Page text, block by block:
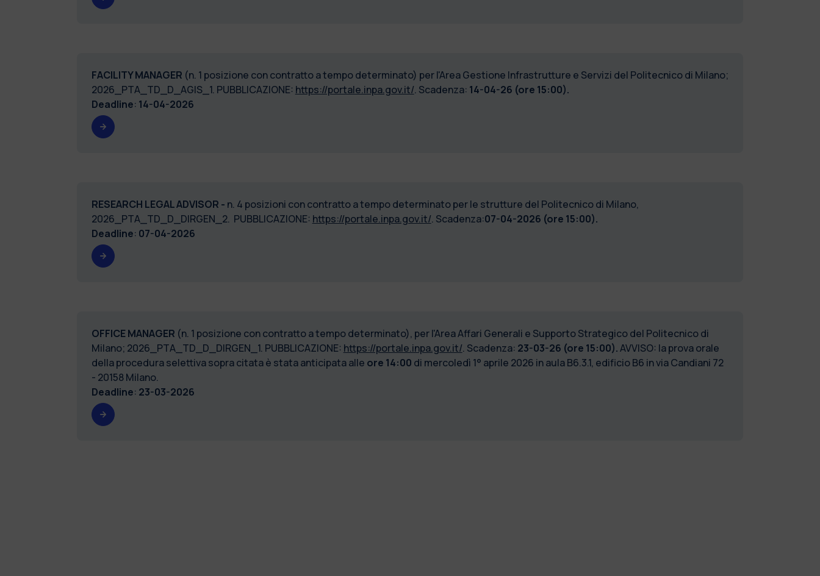
FACILITY MANAGER (n. 1 posizione con contratto a tempo determinato) per l'Area Gestione Infrastrutture e Servizi del Politecnico di Milano;
2026_PTA_TD_D_AGIS_1. PUBBLICAZIONE: https://portale.inpa.gov.it/. Scadenza: 14-04-26 (ore 15:00).
Deadline: 14-04-2026
RESEARCH LEGAL ADVISOR - n. 4 posizioni con contratto a tempo determinato per le strutture del Politecnico di Milano,
2026_PTA_TD_D_DIRGEN_2. PUBBLICAZIONE: https://portale.inpa.gov.it/. Scadenza:07-04-2026 (ore 15:00).
Deadline: 07-04-2026
OFFICE MANAGER (n. 1 posizione con contratto a tempo determinato), per l'Area Affari Generali e Supporto Strategico del Politecnico di
Milano; 2026_PTA_TD_D_DIRGEN_1. PUBBLICAZIONE: https://portale.inpa.gov.it/. Scadenza: 23-03-26 (ore 15:00).AVVISO: la prova orale
della procedura selettiva sopra citata è stata anticipataalle ore 14:00 di mercoledì 1° aprile 2026 in aula B6.3.1, edificio B6 in via Candiani 72
- 20158 Milano.
Deadline: 23-03-2026